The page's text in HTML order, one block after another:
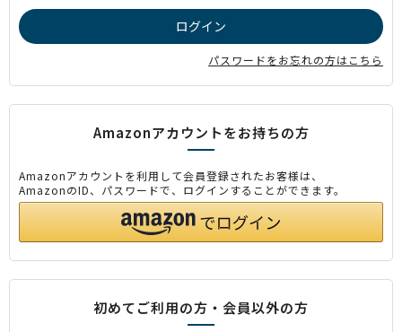
パスワードをお忘れの方はこちら
Amazonアカウントをお持ちの方
Amazonアカウントを利用して会員登録されたお客様は、
AmazonのID、パスワードで、ログインすることができます。
初めてご利用の方・会員以外の方